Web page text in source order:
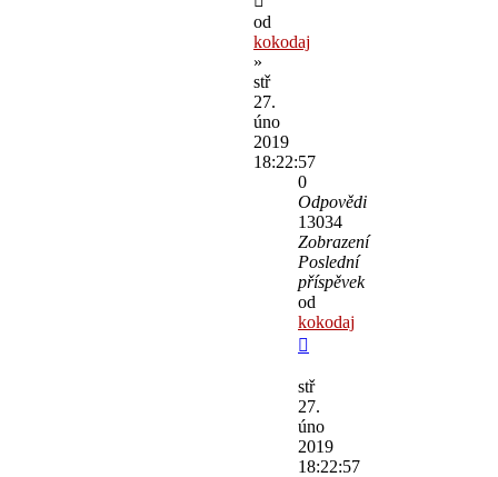
od
kokodaj
»
stř
27.
úno
2019
18:22:57
0
Odpovědi
13034
Zobrazení
Poslední
příspěvek
od
kokodaj
stř
27.
úno
2019
18:22:57